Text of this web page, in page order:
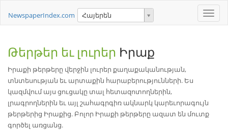
Toggle
NewspaperIndex.com Հայերեն
Թերթեր եւ լուրեր Իրաք
Իրաքի թերթերը վերջին լուրեր քաղաքականության,
տնտեսության եւ արտաքին հարաբերությունների. Ես
կազմվում այս ցուցակը տալ հետազոտողներին,
լրագրողներին եւ այլ շահագրգիռ ակնարկ կարեւորագույն
թերթերից Իրաքից. Բոլոր Իրաքի թերթերը ազատ են մուտք
գործել առցանց.